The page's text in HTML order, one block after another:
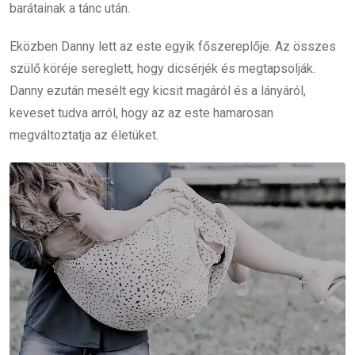
barátainak a tánc után.
Eközben Danny lett az este egyik főszereplője. Az összes
szülő köréje sereglett, hogy dicsérjék és megtapsolják.
Danny ezután mesélt egy kicsit magáról és a lányáról,
keveset tudva arról, hogy az az este hamarosan
megváltoztatja az életüket.